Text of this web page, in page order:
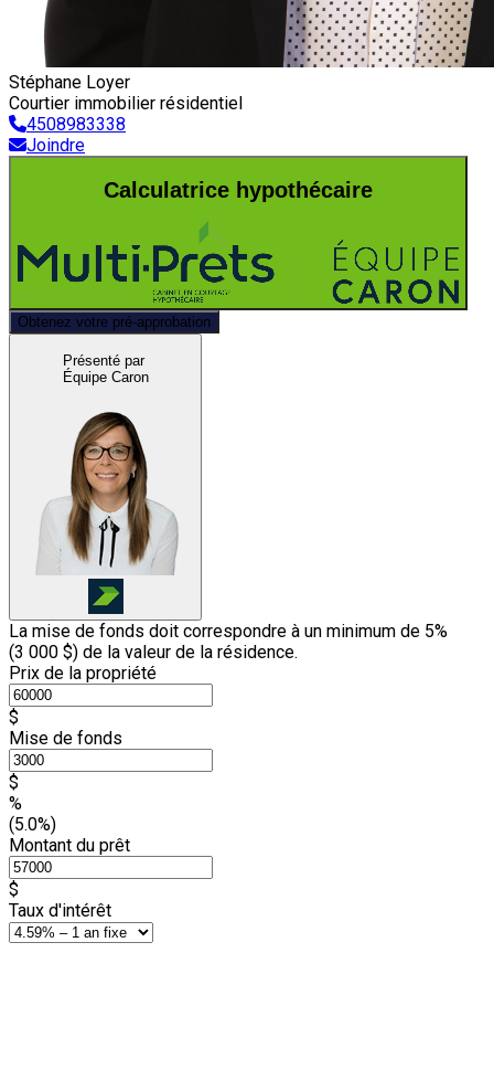
Stéphane Loyer
Courtier immobilier résidentiel
4508983338
Joindre
Calculatrice hypothécaire
Obtenez votre pré-approbation
Présenté par
Équipe Caron
La mise de fonds doit correspondre à un minimum de 5%
(3 000 $) de la valeur de la résidence.
Prix de la propriété
$
Mise de fonds
$
%
(5.0%)
Montant du prêt
$
Taux d'intérêt